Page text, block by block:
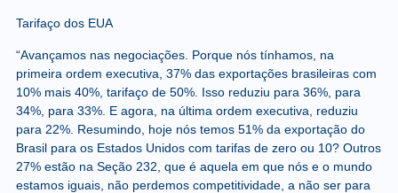
Tarifaço dos EUA
“Avançamos nas negociações. Porque nós tínhamos, na
primeira ordem executiva, 37% das exportações brasileiras com
10% mais 40%, tarifaço de 50%. Isso reduziu para 36%, para
34%, para 33%. E agora, na última ordem executiva, reduziu
para 22%. Resumindo, hoje nós temos 51% da exportação do
Brasil para os Estados Unidos com tarifas de zero ou 10? Outros
27% estão na Seção 232, que é aquela em que nós e o mundo
estamos iguais, não perdemos competitividade, a não ser para